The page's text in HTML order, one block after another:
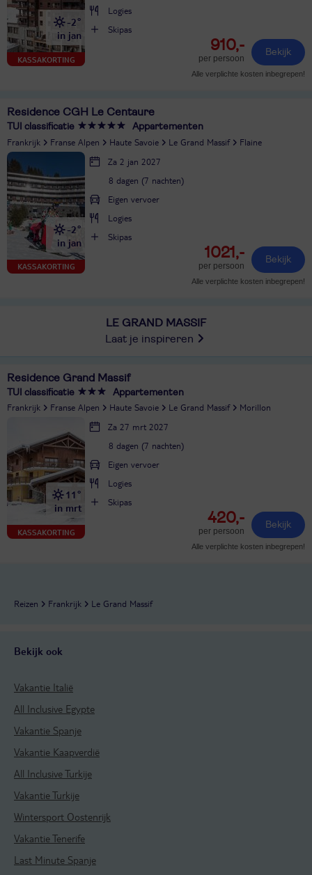
KASSAKORTING
-2°
in jan
Logies
Skipas
910,-
per persoon
Bekijk
Alle verplichte kosten inbegrepen!
Residence CGH Le Centaure
TUI classificatie Appartementen
Frankrijk Franse Alpen Haute Savoie Le Grand Massif Flaine
KASSAKORTING
-2°
in jan
Za 2 jan 2027
8 dagen (7 nachten)
Eigen vervoer
Logies
Skipas
1021,-
per persoon
Bekijk
Alle verplichte kosten inbegrepen!
LE GRAND MASSIF
Laat je inspireren
Residence Grand Massif
TUI classificatie Appartementen
Frankrijk Franse Alpen Haute Savoie Le Grand Massif Morillon
KASSAKORTING
11°
in mrt
Za 27 mrt 2027
8 dagen (7 nachten)
Eigen vervoer
Logies
Skipas
420,-
per persoon
Bekijk
Alle verplichte kosten inbegrepen!
Reizen Frankrijk Le Grand Massif
Bekijk ook
Vakantie Italië
All Inclusive Egypte
Vakantie Spanje
Vakantie Kaapverdië
All Inclusive Turkije
Vakantie Turkije
Wintersport Oostenrijk
Vakantie Tenerife
Last Minute Spanje